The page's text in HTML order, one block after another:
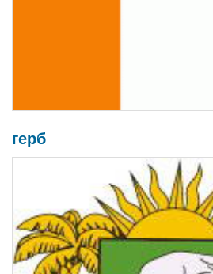
герб